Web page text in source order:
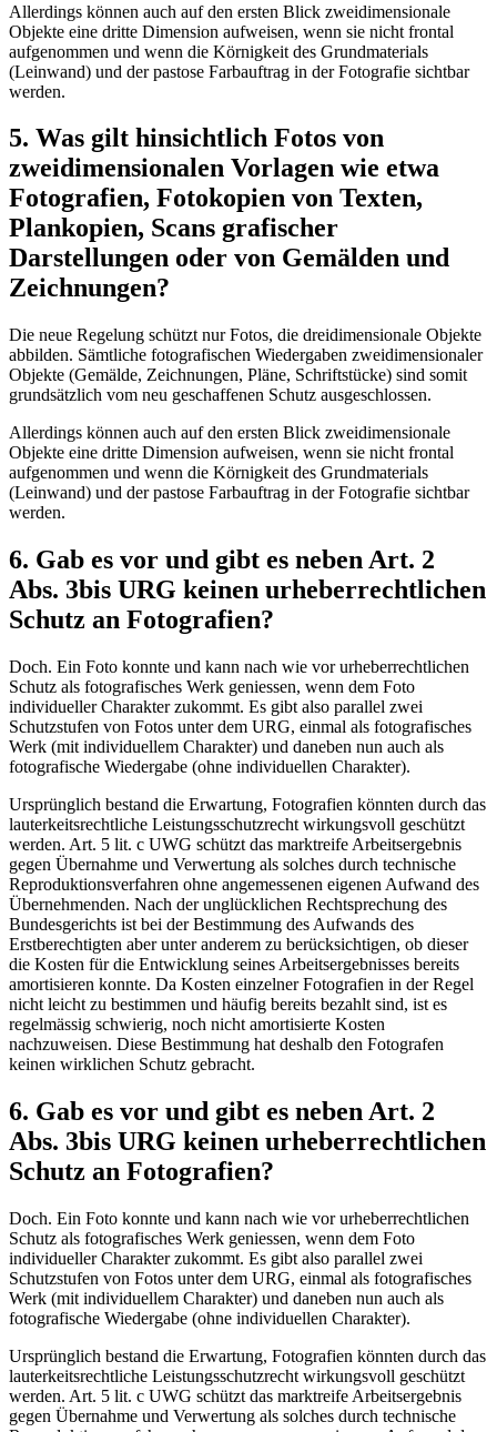
Allerdings können auch auf den ersten Blick zweidimensionale
Objekte eine dritte Dimension aufweisen, wenn sie nicht frontal
aufgenommen und wenn die Körnigkeit des Grundmaterials
(Leinwand) und der pastose Farbauftrag in der Fotografie sichtbar
werden.
5. Was gilt hinsichtlich Fotos von
zweidimensionalen Vorlagen wie etwa
Fotografien, Fotokopien von Texten,
Plankopien, Scans grafischer
Darstellungen oder von Gemälden und
Zeichnungen?
Die neue Regelung schützt nur Fotos, die dreidimensionale Objekte
abbilden. Sämtliche fotografischen Wiedergaben zweidimensionaler
Objekte (Gemälde, Zeichnungen, Pläne, Schriftstücke) sind somit
grundsätzlich vom neu geschaffenen Schutz ausgeschlossen.
Allerdings können auch auf den ersten Blick zweidimensionale
Objekte eine dritte Dimension aufweisen, wenn sie nicht frontal
aufgenommen und wenn die Körnigkeit des Grundmaterials
(Leinwand) und der pastose Farbauftrag in der Fotografie sichtbar
werden.
6. Gab es vor und gibt es neben Art. 2
Abs. 3bis URG keinen urheberrechtlichen
Schutz an Fotografien?
Doch. Ein Foto konnte und kann nach wie vor urheberrechtlichen
Schutz als fotografisches Werk geniessen, wenn dem Foto
individueller Charakter zukommt. Es gibt also parallel zwei
Schutzstufen von Fotos unter dem URG, einmal als fotografisches
Werk (mit individuellem Charakter) und daneben nun auch als
fotografische Wiedergabe (ohne individuellen Charakter).
Ursprünglich bestand die Erwartung, Fotografien könnten durch das
lauterkeitsrechtliche Leistungsschutzrecht wirkungsvoll geschützt
werden. Art. 5 lit. c UWG schützt das marktreife Arbeitsergebnis
gegen Übernahme und Verwertung als solches durch technische
Reproduktionsverfahren ohne angemessenen eigenen Aufwand des
Übernehmenden. Nach der unglücklichen Rechtsprechung des
Bundesgerichts ist bei der Bestimmung des Aufwands des
Erstberechtigten aber unter anderem zu berücksichtigen, ob dieser
die Kosten für die Entwicklung seines Arbeitsergebnisses bereits
amortisieren konnte. Da Kosten einzelner Fotografien in der Regel
nicht leicht zu bestimmen und häufig bereits bezahlt sind, ist es
regelmässig schwierig, noch nicht amortisierte Kosten
nachzuweisen. Diese Bestimmung hat deshalb den Fotografen
keinen wirklichen Schutz gebracht.
6. Gab es vor und gibt es neben Art. 2
Abs. 3bis URG keinen urheberrechtlichen
Schutz an Fotografien?
Doch. Ein Foto konnte und kann nach wie vor urheberrechtlichen
Schutz als fotografisches Werk geniessen, wenn dem Foto
individueller Charakter zukommt. Es gibt also parallel zwei
Schutzstufen von Fotos unter dem URG, einmal als fotografisches
Werk (mit individuellem Charakter) und daneben nun auch als
fotografische Wiedergabe (ohne individuellen Charakter).
Ursprünglich bestand die Erwartung, Fotografien könnten durch das
lauterkeitsrechtliche Leistungsschutzrecht wirkungsvoll geschützt
werden. Art. 5 lit. c UWG schützt das marktreife Arbeitsergebnis
gegen Übernahme und Verwertung als solches durch technische